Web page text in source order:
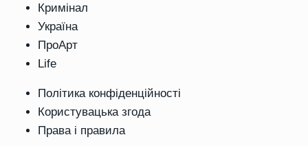
Кримінал
Україна
ПроАрт
Life
Політика конфіденційності
Користувацька згода
Права і правила